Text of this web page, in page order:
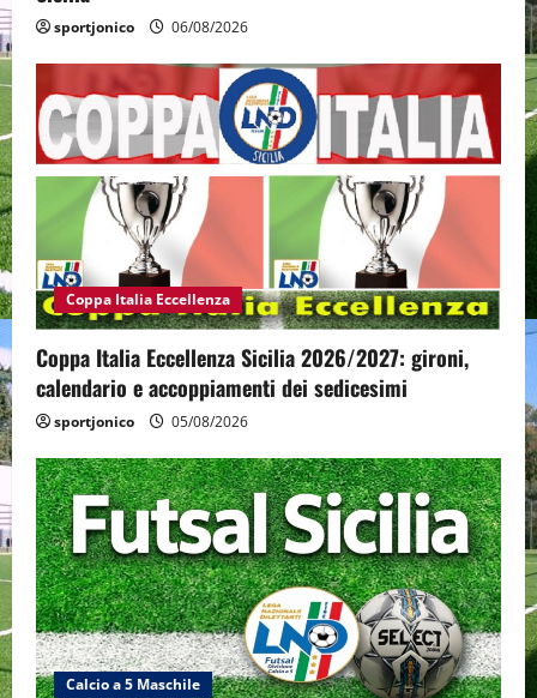
sportjonico 06/08/2026
Coppa Italia Eccellenza
Coppa Italia Eccellenza Sicilia 2026/2027: gironi,
calendario e accoppiamenti dei sedicesimi
sportjonico 05/08/2026
Calcio a 5 Maschile